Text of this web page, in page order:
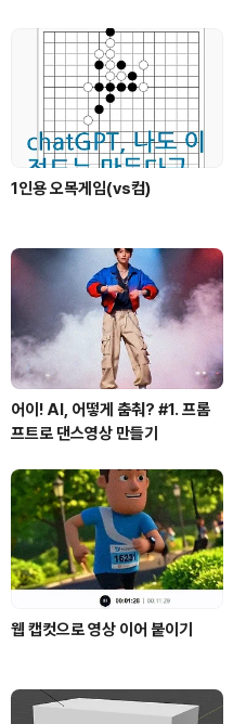
105 7. php..
1인용 오목게임(vs컴)
어이! AI, 어떻게 춤춰? #1. 프롬
프트로 댄스영상 만들기
웹 캡컷으로 영상 이어 붙이기